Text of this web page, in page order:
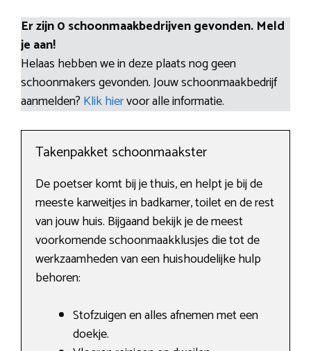
Er zijn 0 schoonmaakbedrijven gevonden. Meld
je aan!
Helaas hebben we in deze plaats nog geen
schoonmakers gevonden. Jouw schoonmaakbedrijf
aanmelden? Klik hiervoor alle informatie.
Takenpakket schoonmaakster
De poetser komt bij je thuis, en helpt je bij de
meeste karweitjes in badkamer, toilet en de rest
van jouw huis. Bijgaand bekijk je de meest
voorkomende schoonmaakklusjes die tot de
werkzaamheden van een huishoudelijke hulp
behoren:
Stofzuigen en alles afnemen met een
doekje.